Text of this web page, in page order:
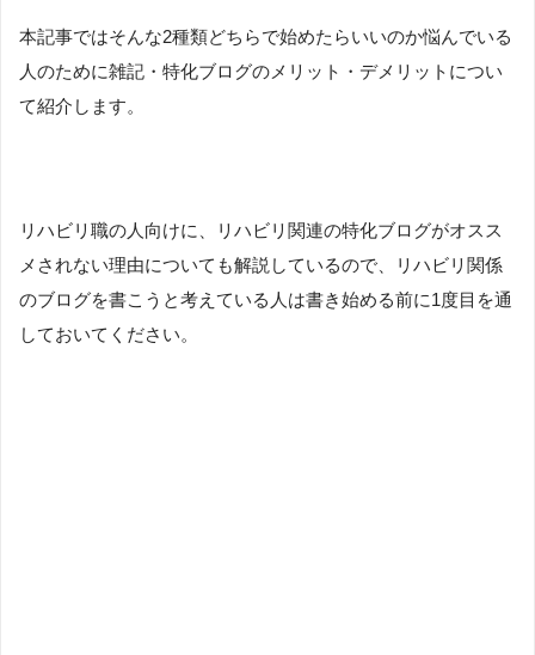
本記事ではそんな2種類どちらで始めたらいいのか悩んでいる
人のために雑記・特化ブログのメリット・デメリットについ
て紹介します。
リハビリ職の人向けに、リハビリ関連の特化ブログがオスス
メされない理由についても解説しているので、リハビリ関係
のブログを書こうと考えている人は書き始める前に1度目を通
しておいてください。